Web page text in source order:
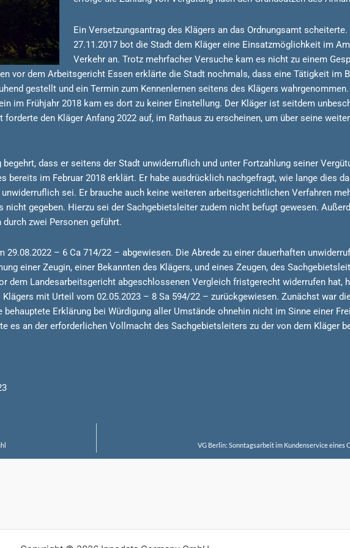
Ein Versetzungsantrag des Klägers an das Ordnungsamt
27.11.2017 bot die Stadt dem Kläger eine Einsatzmöglichkeit im
Verkehr an. Trotz mehrfacher Versuche kam es nicht zu einem
vor dem Arbeitsgericht Essen erklärte die Stadt nochmals, dass eine Tätigkeit im
gestellt und ein Termin zum Kennenlernen seitens des Klägers
im Frühjahr 2018 kam es dort zu keiner Einstellung. Der Kläger ist seitdem
den Kläger Anfang 2022 auf, im Rathaus zu erscheinen, um über seine
dass er seitens der Stadt unwiderruflich und unter Fortzahlung seiner
bereits im Februar 2018 erklärt. Er habe ausdrücklich nachgefragt, wie lange dies
sei. Er brauche auch keine weiteren arbeitsgerichtlichen Verfahren
gegeben. Hierzu sei der Sachgebietsleiter zudem nicht befugt gewesen.
zwei Personen geführt.
– 6 Ca 714/22 – abgewiesen. Die Abrede zu einer dauerhaften
einer Zeugin, einer Bekannten des Klägers, und eines Zeugen, des
dem Landesarbeitsgericht abgeschlossenen Vergleich fristgerecht widerrufen hat,
mit Urteil vom 02.05.2023 – 8 Sa 594/22 – zurückgewiesen. Zunächst war
Erklärung bei Würdigung aller Umstände ohnehin nicht im Sinne einer
es an der erforderlichen Vollmacht des Sachgebietsleiters zu der von dem Kläger
VG Berlin: Sonntagsarbeit im Kundenservice eines